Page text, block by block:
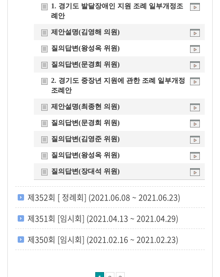
1. 경기도 발달장애인 지원 조례 일부개정조
례안
제안설명(김영해 의원)
질의답변(왕성옥 위원)
질의답변(문경희 위원)
2. 경기도 중장년 지원에 관한 조례 일부개정
조례안
제안설명(최종현 의원)
질의답변(문경희 위원)
질의답변(김영준 위원)
질의답변(왕성옥 위원)
질의답변(장대석 위원)
제352회 [ 정례회] (2021.06.08 ~ 2021.06.23)
제351회 [임시회] (2021.04.13 ~ 2021.04.29)
제350회 [임시회] (2021.02.16 ~ 2021.02.23)